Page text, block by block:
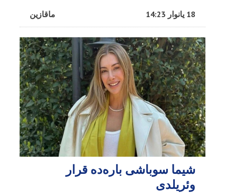
ماقازین 18 یانوار 14:23
شیما سوباشی باره‌ده قرار
وئریلدی